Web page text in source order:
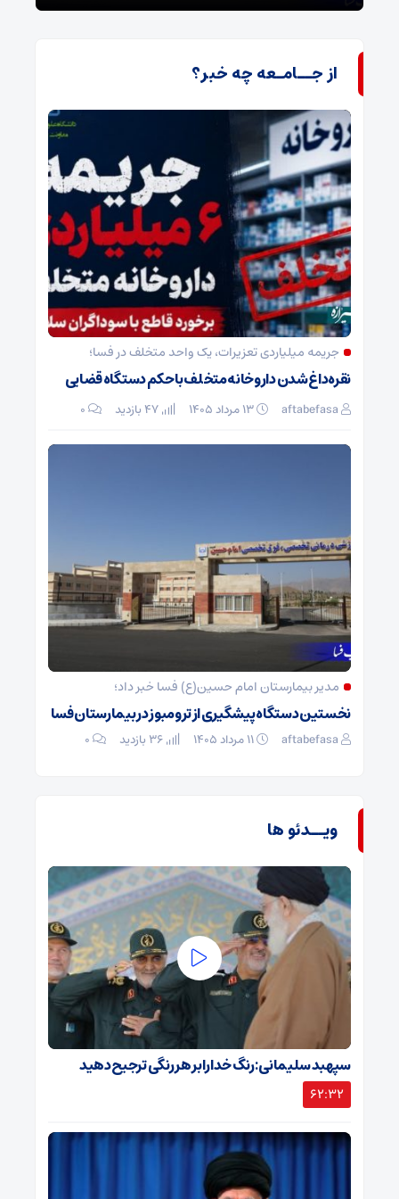
از جــامـعه چه خبر؟
جریمه میلیاردی تعزیرات، یک واحد متخلف در فسا؛
نقره‌داغ شدن داروخانه متخلف با حکم دستگاه قضایی
aftabefasa ۰
مدیر بیمارستان امام حسین(ع) فسا خبر داد؛
نخستین دستگاه پیشگیری از ترومبوز در بیمارستان فسا
aftabefasa ۰
ویــدئو ها
سپهبد سلیمانی: رنگ خدا را بر هر رنگی ترجیح دهید
62:32